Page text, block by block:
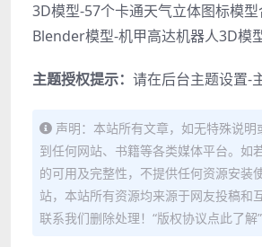
3D模型-57个卡通天气立体图标模
Blender模型-机甲高达机器人3D模
主题授权提示： 请在后台主题设置-
声明：本站所有文章，如无特殊说
到任何网站、书籍等各类媒体平台。
的可用及完整性，不提供任何资源安
站，本站所有资源均来源于网友投稿
联系我们删除处理！“版权协议点此了